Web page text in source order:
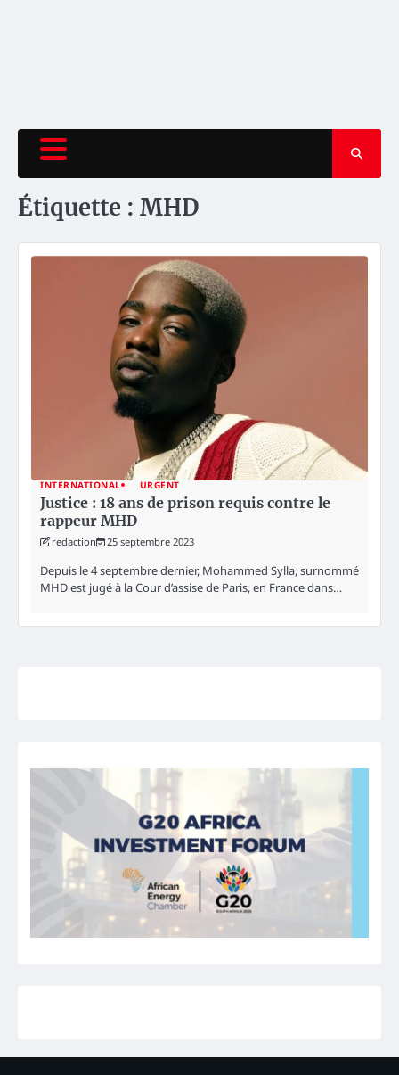
Étiquette : MHD
INTERNATIONAL URGENT
Justice : 18 ans de prison requis contre le
rappeur MHD
redaction 25 septembre 2023
Depuis le 4 septembre dernier, Mohammed Sylla, surnommé
MHD est jugé à la Cour d’assise de Paris, en France dans…